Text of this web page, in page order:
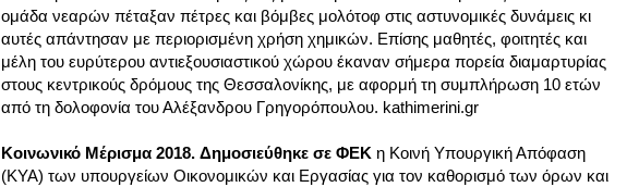
ομάδα νεαρών πέταξαν πέτρες και βόμβες μολότοφ στις αστυνομικές δυνάμεις κι
αυτές απάντησαν με περιορισμένη χρήση χημικών. Επίσης μαθητές, φοιτητές και
μέλη του ευρύτερου αντιεξουσιαστικού χώρου έκαναν σήμερα πορεία διαμαρτυρίας
στους κεντρικούς δρόμους της Θεσσαλονίκης, με αφορμή τη συμπλήρωση 10 ετών
από τη δολοφονία του Αλέξανδρου Γρηγορόπουλου. kathimerini.gr
Κοινωνικό Μέρισμα 2018. Δημοσιεύθηκε σε ΦΕΚ η Κοινή Υπουργική Απόφαση
(ΚΥΑ) των υπουργείων Οικονομικών και Εργασίας για τον καθορισμό των όρων και